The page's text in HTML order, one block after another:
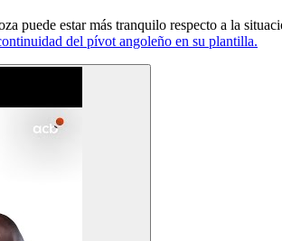
puede estar más tranquilo respecto a la
del pívot angoleño en su plantilla.